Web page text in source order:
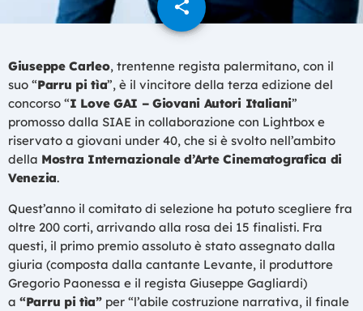
share
email
Giuseppe Carleo, trentenne regista palermitano, con il
suo “Parru pi tìa”, è il vincitore della terza edizione del
concorso “I Love GAI – Giovani Autori Italiani”
promosso dalla SIAE in collaborazione con Lightbox e
riservato a giovani under 40, che si è svolto nell’ambito
della Mostra Internazionale d’Arte Cinematografica di
Venezia.
Quest’anno il comitato di selezione ha potuto scegliere fra
oltre 200 corti, arrivando alla rosa dei 15 finalisti. Fra
questi, il primo premio assoluto è stato assegnato dalla
giuria (composta dalla cantante Levante, il produttore
Gregorio Paonessa e il regista Giuseppe Gagliardi)
a “Parru pi tìa”per “l’abile costruzione narrativa, il finale